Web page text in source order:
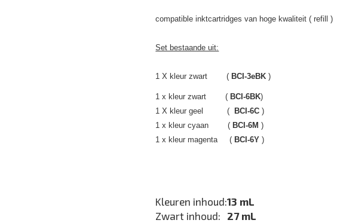
compatible inktcartridges van hoge kwaliteit ( refill )
Set bestaande uit:
1 X kleur zwart ( BCI-3eBK )
1 x kleur zwart ( BCI-6BK)
1 X kleur geel (
BCI-6C )
1 x kleur cyaan ( BCI-6M )
1 x kleur magenta ( BCI-6Y )
Kleuren inhoud:13 mL
Zwart inhoud:
27 mL